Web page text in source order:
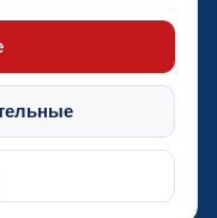
партнеры
права защищены